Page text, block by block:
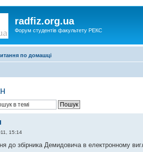
radfiz.org.ua
Форум студентів факультету РЕКС
по домашці
15:14
до збірника Демидовича в електронному